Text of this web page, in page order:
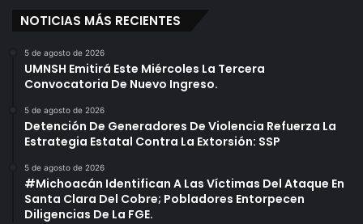
NOTICIAS MÁS RECIENTES
5 de agosto de 2026
UMNSH Emitirá Este Miércoles La Tercera
Convocatoria De Nuevo Ingreso.
5 de agosto de 2026
Detención De Generadores De Violencia Refuerza La
Estrategia Estatal Contra La Extorsión: SSP
5 de agosto de 2026
#Michoacán Identifican A Las Víctimas Del Ataque En
Santa Clara Del Cobre; Pobladores Entorpecen
Diligencias De La FGE.